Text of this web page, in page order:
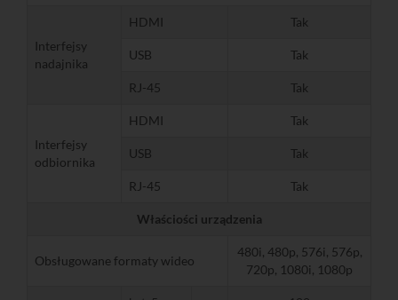
Interfejsy
nadajnika
HDMI Tak
USB Tak
RJ-45 Tak
Interfejsy
odbiornika
HDMI Tak
USB Tak
RJ-45 Tak
Właściości urządzenia
Obsługowane formaty wideo
480i, 480p, 576i, 576p,
720p, 1080i, 1080p